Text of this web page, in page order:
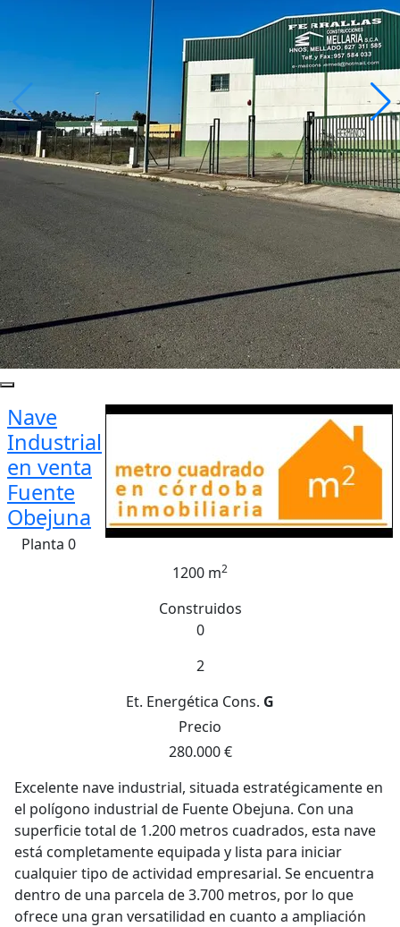
Nave
Industrial
en venta
Fuente
Obejuna
Planta 0
1200 m2
Construidos
0
2
Et. Energética Cons. G
Precio
280.000 €
Excelente nave industrial, situada estratégicamente en
el polígono industrial de Fuente Obejuna. Con una
superficie total de 1.200 metros cuadrados, esta nave
está completamente equipada y lista para iniciar
cualquier tipo de actividad empresarial. Se encuentra
dentro de una parcela de 3.700 metros, por lo que
ofrece una gran versatilidad en cuanto a ampliación